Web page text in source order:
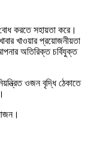
করতে সহায়তা করে।
খাওয়ার প্রয়োজনীয়তা
অতিরিক্ত চর্বিযুক্ত
ওজন বৃদ্ধি ঠেকাতে